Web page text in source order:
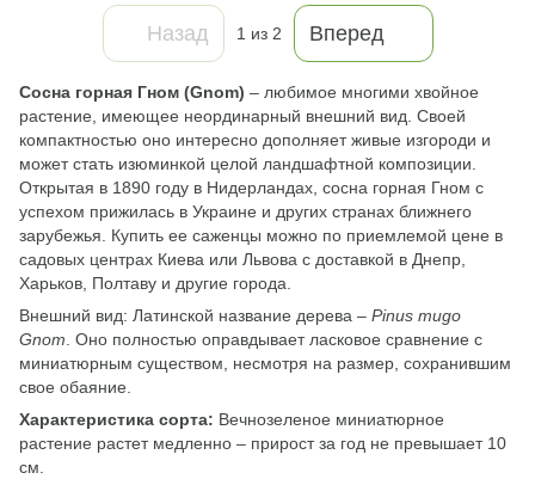
Назад 1 из 2 Вперед
Сосна горная Гном (Gnom) – любимое многими хвойное
растение, имеющее неординарный внешний вид. Своей
компактностью оно интересно дополняет живые изгороди и
может стать изюминкой целой ландшафтной композиции.
Открытая в 1890 году в Нидерландах, сосна горная Гном с
успехом прижилась в Украине и других странах ближнего
зарубежья. Купить ее саженцы можно по приемлемой цене в
садовых центрах Киева или Львова с доставкой в Днепр,
Харьков, Полтаву и другие города.
Внешний вид: Латинской название дерева – Pinus mugo
Gnom . Оно полностью оправдывает ласковое сравнение с
миниатюрным существом, несмотря на размер, сохранившим
свое обаяние.
Характеристика сорта: Вечнозеленое миниатюрное
растение растет медленно – прирост за год не превышает 10
см.